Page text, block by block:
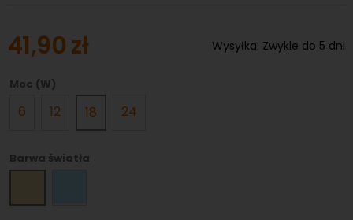
41,90 zł Wysyłka: Zwykle do 5 dni
Moc (W)
6 12 18 24
Barwa światła